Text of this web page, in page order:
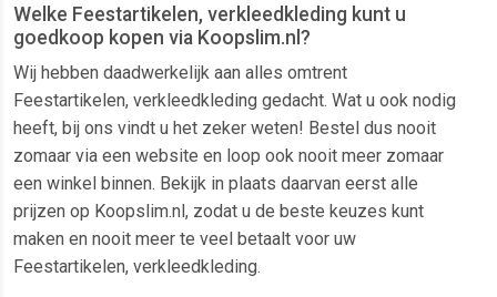
Welke Feestartikelen, verkleedkleding kunt u
goedkoop kopen via Koopslim.nl?
Wij hebben daadwerkelijk aan alles omtrent
Feestartikelen, verkleedkleding gedacht. Wat u ook nodig
heeft, bij ons vindt u het zeker weten! Bestel dus nooit
zomaar via een website en loop ook nooit meer zomaar
een winkel binnen. Bekijk in plaats daarvan eerst alle
prijzen op Koopslim.nl, zodat u de beste keuzes kunt
maken en nooit meer te veel betaalt voor uw
Feestartikelen, verkleedkleding.